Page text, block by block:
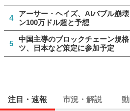
4
アーサー・ヘイズ、AIバブル崩
ン100万ドル超と予想
5
中国主導のブロックチェーン規
ツ、日本など策定に参加予定
注目・速報 市況・解説